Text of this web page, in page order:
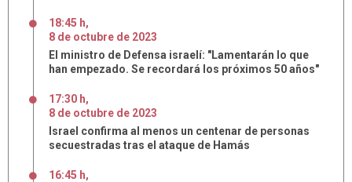
18:45 h,
8 de octubre de 2023
El ministro de Defensa israelí: "Lamentarán lo que
han empezado. Se recordará los próximos 50 años"
17:30 h,
8 de octubre de 2023
Israel confirma al menos un centenar de personas
secuestradas tras el ataque de Hamás
16:45 h,